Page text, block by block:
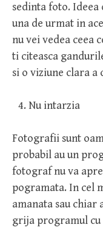
sedinta foto. Ideea
una de urmat in
nu vei vedea ceea
ti citeasca
si o viziune clara a
Nu intarzia
Fotografii sunt
probabil au un
fotograf nu va
pogramata. In cel
amanata sau chiar
grija programul cu